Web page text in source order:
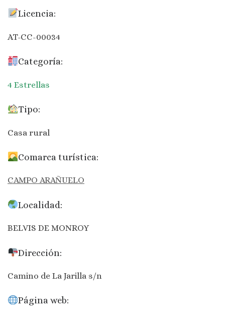
Licencia:
AT-CC-00034
Categoría:
4 Estrellas
Tipo:
Casa rural
Comarca turística:
CAMPO ARAÑUELO
Localidad:
BELVIS DE MONROY
Dirección:
Camino de La Jarilla s/n
Página web: